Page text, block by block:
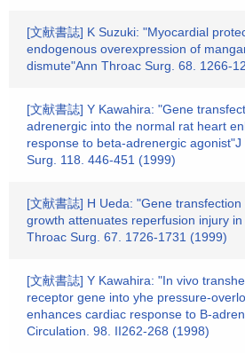
[文献書誌] K Suzuki: "Myocardial
endogenous overexpression of
dismute"Ann Throac Surg. 68. 1266-
[文献書誌] Y Kawahira: "Gene
adrenergic into the normal rat heart
response to beta-adrenergic
Surg. 118. 446-451 (1999)
[文献書誌] H Ueda: "Gene
growth attenuates reperfusion injury
Throac Surg. 67. 1726-1731 (1999)
[文献書誌] Y Kawahira: "In vivo
receptor gene into yhe pressure-
enhances cardiac response to B-
Circulation. 98. II262-268 (1998)